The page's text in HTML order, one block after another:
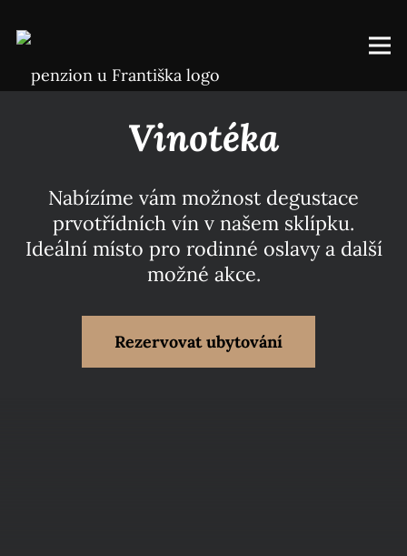
Vinotéka
Nabízíme vám možnost degustace
prvotřídních vín v našem sklípku.
Ideální místo pro rodinné oslavy a další
možné akce.
Rezervovat ubytování